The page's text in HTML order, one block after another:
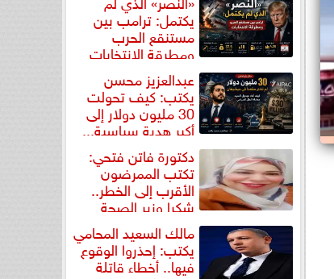
يكتمل: ترامب بين
مستنقع الحرب
ومطرقة الانتخابات
عبدالعزيز محسن
يكتب: كيف تحولت
30 مليون دولار إلى
أكبر هدية سياسية...
دكتورة فاتن فتحي:
تكتب الممرضون
الأقرب إلى الخطر..
شكرا وزير الصحة
لتكريم... مالك السعيد المحامي
يكتب: إحذروا الوقوع
فيها.. أخطاء قاتلة